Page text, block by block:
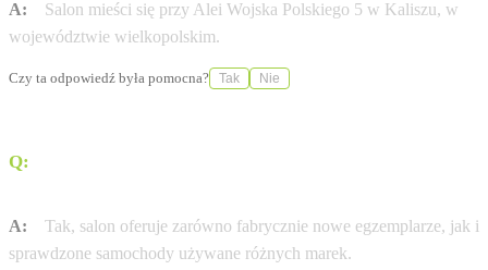
A:
Salon mieści się przy Alei Wojska Polskiego 5 w Kaliszu, w
województwie wielkopolskim.
Czy ta odpowiedź była pomocna? Tak Nie
Q:
A:
Tak, salon oferuje zarówno fabrycznie nowe egzemplarze, jak i
sprawdzone samochody używane różnych marek.